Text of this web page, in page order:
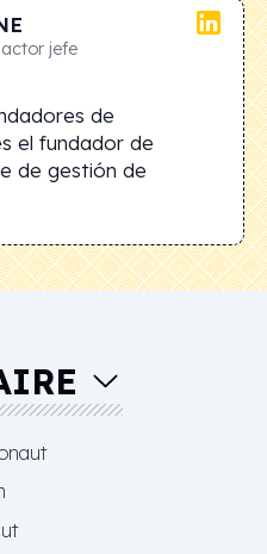
jefe
de
el fundador de
de gestión de